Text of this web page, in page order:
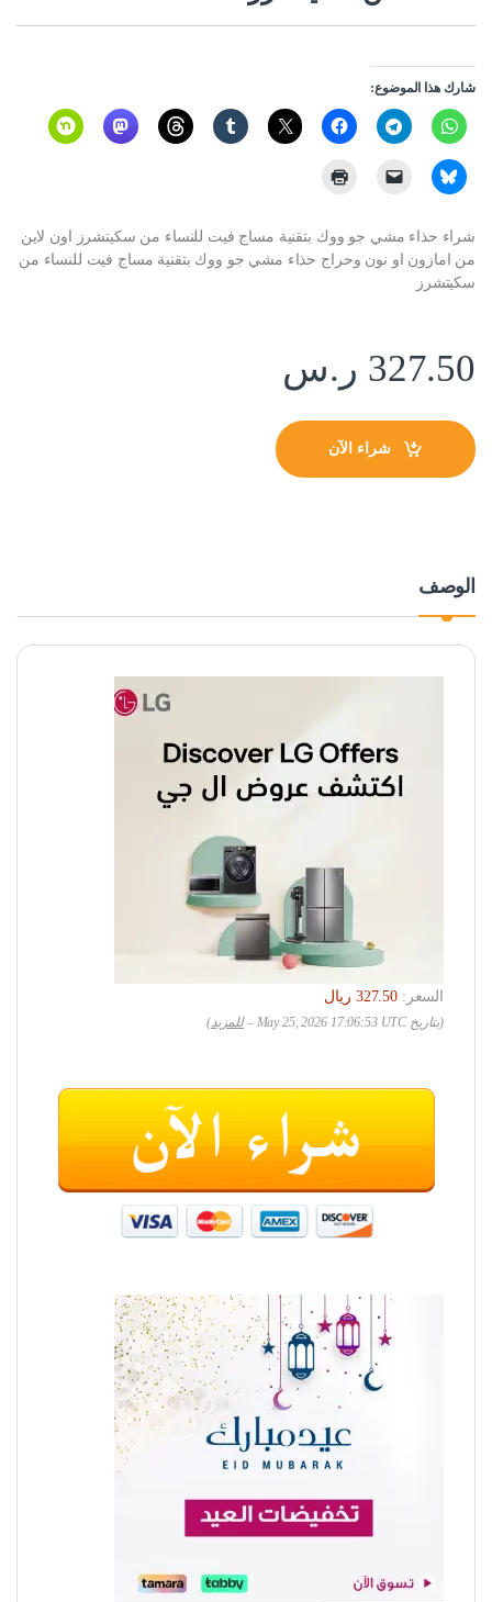
شارك هذا الموضوع:
شراء حذاء مشي جو ووك بتقنية مساج فيت للنساء من سكيتشرز اون لاين
من امازون او نون وحراج حذاء مشي جو ووك بتقنية مساج فيت للنساء من
سكيتشرز
327.50 ر.س
شراء الآن
الوصف
السعر:
‏327.50 ريال
(بتاريخ May 25, 2026 17:06:53 UTC – للمزيد)